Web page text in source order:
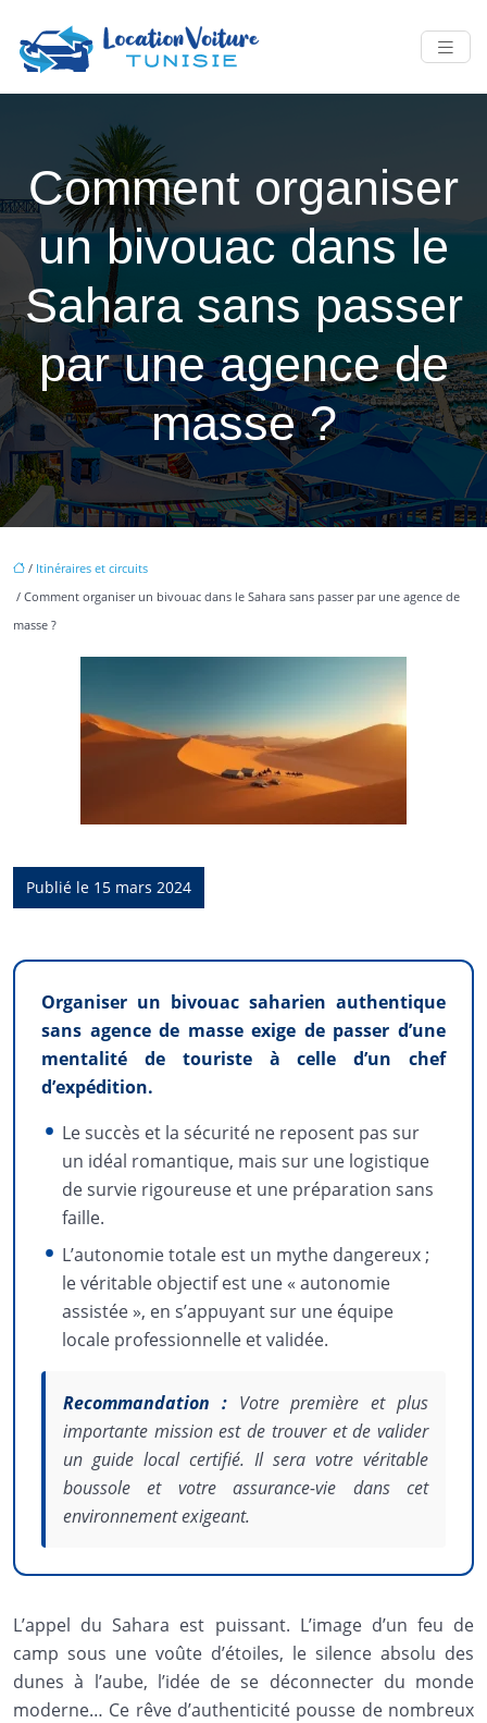
Comment organiser
un bivouac dans le
Sahara sans passer
par une agence de
masse ?
/ Itinéraires et circuits
/ Comment organiser un bivouac dans le Sahara sans passer par une agence de
masse ?
Publié le 15 mars 2024
Organiser un bivouac saharien authentique
sans agence de masse exige de passer d’une
mentalité de touriste à celle d’un chef
d’expédition.
Le succès et la sécurité ne reposent pas sur
un idéal romantique, mais sur une logistique
de survie rigoureuse et une préparation sans
faille.
L’autonomie totale est un mythe dangereux ;
le véritable objectif est une « autonomie
assistée », en s’appuyant sur une équipe
locale professionnelle et validée.
Recommandation :Votre première et plus
importante mission est de trouver et de valider
un guide local certifié. Il sera votre véritable
boussole et votre assurance-vie dans cet
environnement exigeant.
L’appel du Sahara est puissant. L’image d’un feu de
camp sous une voûte d’étoiles, le silence absolu des
dunes à l’aube, l’idée de se déconnecter du monde
moderne… Ce rêve d’authenticité pousse de nombreux